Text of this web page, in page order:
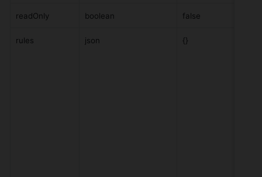
readOnly boolean false
rules json {}